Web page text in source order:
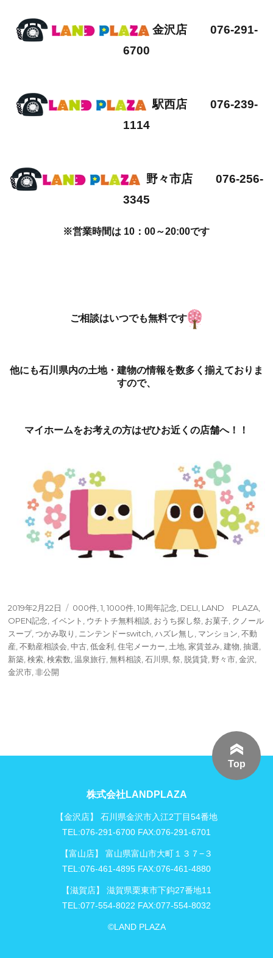
金沢店 076-291-
6700
駅西店 076-239-
1114
野々市店 076-256-
3345
※営業時間は 10：00～20:00です
ご相談はいつでも無料です
他にも石川県内の土地・建物の情報を数多く揃えておりま
すので、
マイホームをお考えの方はぜひお近くの店舗へ！！
投
稿
日:
2019年2月22日
タ
グ
000件 ,1 ,1000件 ,10周年記念 DELI LAND PLAZA
OPEN記念 イベント ウチトチ無料相談 おうち探し祭 お菓子 クノール
スープ,つかみ取り ニンテンドーswitch ,ハズレ無し マンション ,不動
産 ,不動産相談会 ,中古 ,低金利 ,住宅メーカー 土地 ,家賃並み ,建物 ,抽選
新築 ,検索 ,検索数 ,温泉旅行 ,無料相談 ,石川県 ,祭 脱賃貸 野々市 ,金沢
金沢市 ,非公開
Top
株式会社LANDPLAZA
【金沢店】 石川県金沢市入江2丁目54番地
TEL:076-291-6700 FAX:076-291-6701
【富山店】 富山県富山市大町１３７−３
TEL:076-461-4895 FAX:076-461-4880
【滋賀店】 滋賀県栗東市下鈎27番地11
TEL:077-554-8022 FAX:077-554-8032
©LAND PLAZA